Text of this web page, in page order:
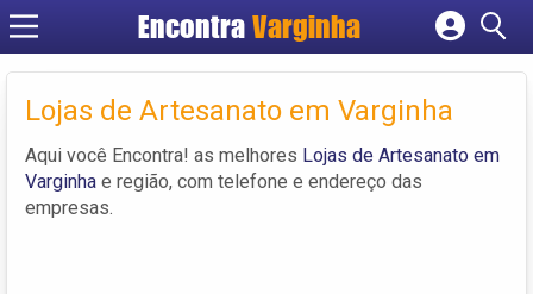
EncontraVarginha
Cadastrar empresa
Criar conta
Lojas de Artesanato em Varginha
Aqui você Encontra! as melhores Lojas de Artesanato em
Varginha e região, com telefone e endereço das
empresas.